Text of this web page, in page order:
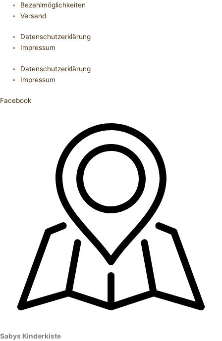
Bezahlmöglichkeiten
Versand
Datenschutzerklärung
Impressum
Datenschutzerklärung
Impressum
Facebook
Sabys Kinderkiste